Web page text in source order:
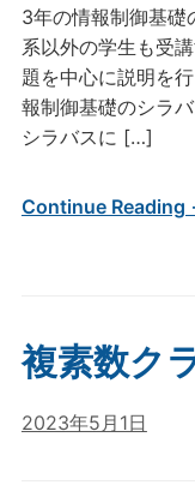
3年の情報制御基礎
系以外の学生も受
題を中心に説明を
報制御基礎のシラ
シラバスに […]
Continue Reading
複素数ク
2023年5月1日